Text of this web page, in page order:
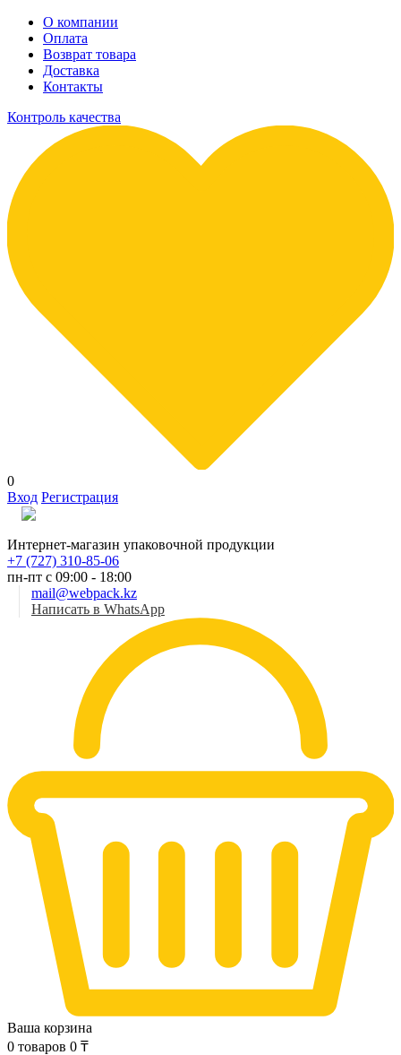
О компании
Оплата
Возврат товара
Доставка
Контакты
Контроль качества
0
Вход Регистрация
Интернет-магазин упаковочной продукции
+7 (727) 310-85-06
пн-пт с 09:00 - 18:00
mail@webpack.kz
Написать в WhatsApp
Ваша корзина
0 товаров 0 ₸